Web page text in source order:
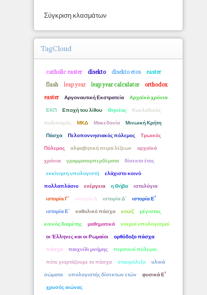
Σύγκριση κλασμάτων
TagCloud
catholic easter disekto disekto etos
easter
flash
leap year leap year calculator
orthodox
easter
Αργοναυτική Εκστρατεία
Αρχαϊκά χρόνια
ΕΚΠ
Εποχή του λίθου Θησέας
Κυκλαδικός
πολιτισμός
ΜΚΔ Μακεδονία
Μινωική Κρήτη
Πάσχα
Πελοποννησιακός πόλεμος
Τρωικός
Πόλεμος
αλφαβητική σειρά λέξεων
αρχαϊκά
χρόνια
γραμματομπερδέματα
δίσεκτο έτος
εκκίνηση υπολογιστή
ελάχιστο κοινό
πολλαπλάσιο
ενέργεια η Θήβα
ιστολόγια
ιστορία Γ΄
ιστορία Δ ιστορία Δ΄
ιστορία Ε'
ιστορία Ε΄
καθολικό πάσχα κουίζ
μέγιστος
κοινός διαρέτης
μαθηματικά
νοεροί υπολογισμοί
οι Έλληνες και οι Ρωμαίοι
ορθόδοξο πάσχα
πάσχα
παιχνίδι μνήμης
περσικοί πόλεμοι
πότε γιορτάζουμε το πάσχα
σταυρόλεξο
υλικά
σώματα
υπολογιστής δίσεκτων ετών
φυσικά Ε'
χρυσός αιώνας